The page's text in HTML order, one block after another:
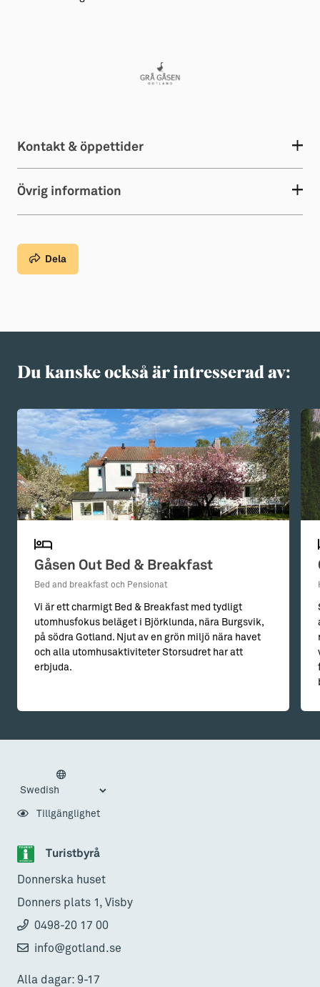
Kontakt & öppettider
Övrig information
Dela
Du kanske också är intresserad av:
Gåsen Out Bed & Breakfast
Bed and breakfast och Pensionat
Vi är ett charmigt Bed & Breakfast med tydligt
utomhusfokus beläget i Björklunda, nära Burgsvik,
på södra Gotland. Njut av en grön miljö nära havet
och alla utomhusaktiviteter Storsudret har att
erbjuda.
Turistbyrå
Donnerska huset
Donners plats 1, Visby
0498-20 17 00
info@gotland.se
Alla dagar: 9-17
Tillgänglighet